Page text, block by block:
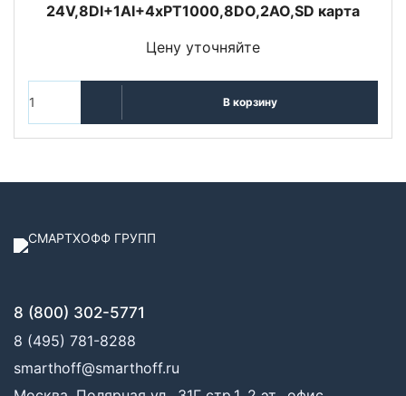
24V,8DI+1AI+4хPT1000,8DO,2AO,SD карта
Цену уточняйте
В корзину
8 (800) 302-5771
8 (495) 781-8288
smarthoff@smarthoff.ru